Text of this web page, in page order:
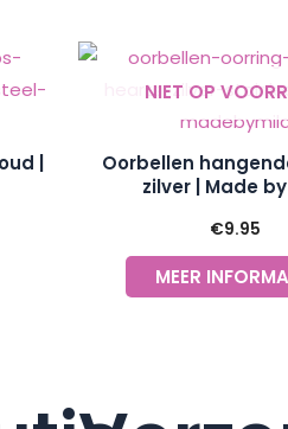
|
NIET OP
Oorbellen
zilver | Made
€9.95
MEER